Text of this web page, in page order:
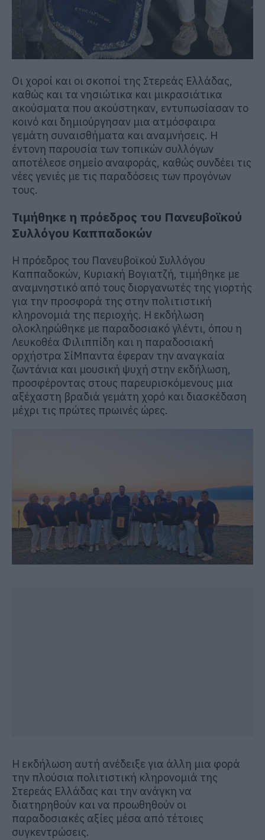
Οι χοροί και οι σκοποί της Στερεάς Ελλάδας,
καθώς και τα νησιώτικα και μικρασιάτικα
ακούσματα που ακούστηκαν, εντυπωσίασαν το
κοινό και δημιούργησαν μια ατμόσφαιρα
γεμάτη συναισθήματα και αναμνήσεις. Η
έντονη παρουσία των τοπικών συλλόγων
αποτέλεσε σημείο αναφοράς, καθώς συνδέει τις
νέες γενιές με τις παραδόσεις των προγόνων
τους.
Τιμήθηκε η πρόεδρος του Πανευβοϊκού
Συλλόγου Καππαδοκών
Η πρόεδρος του Πανευβοϊκού Συλλόγου
Καππαδοκών, Κυριακή Βογιατζή, τιμήθηκε με
αναμνηστικό από τους διοργανωτές της γιορτής
για την προσφορά της στην πολιτιστική
κληρονομιά της περιοχής. Η εκδήλωση
ολοκληρώθηκε με παραδοσιακό γλέντι, όπου η
Λευκοθέα Φιλιππίδη και η παραδοσιακή
ορχήστρα ΣίΜπαντα έφεραν την αναγκαία
ζωντάνια και μουσική ψυχή στην εκδήλωση,
προσφέροντας στους παρευρισκόμενους μια
αξέχαστη βραδιά γεμάτη χορό και διασκέδαση
μέχρι τις πρώτες πρωινές ώρες.
Η εκδήλωση αυτή ανέδειξε για άλλη μια φορά
την πλούσια πολιτιστική κληρονομιά της
Στερεάς Ελλάδας και την ανάγκη να
διατηρηθούν και να προωθηθούν οι
παραδοσιακές αξίες μέσα από τέτοιες
συγκεντρώσεις.